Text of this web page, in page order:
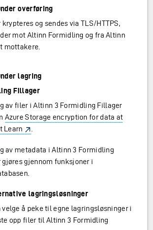
overføring
og sendes via TLS/HTTPS,
mot Altinn Formidling og fra Altinn
mottakere.
lagring
Fillager
av filer i Altinn 3 Formidling Fillager
Azure Storage encryption for data at
Learn
av metadata i Altinn 3 Formidling
gjennom funksjoner i
lagringsløsninger
velge å peke til egne lagringsløsninger i
opp filer til Altinn 3 Formidling